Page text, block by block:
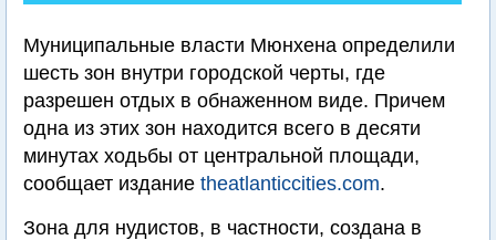
Муниципальные власти Мюнхена определили
шесть зон внутри городской черты, где
разрешен отдых в обнаженном виде. Причем
одна из этих зон находится всего в десяти
минутах ходьбы от центральной площади,
сообщает издание theatlanticcities.com.
Зона для нудистов, в частности, создана в